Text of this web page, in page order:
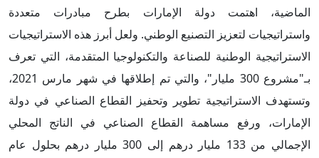
الماضية، اهتمت دولة الإمارات بطرح مبادرات متعددة
واستراتيجيات لتعزيز التصنيع الوطني. ولعل أبرز هذه الاستراتيجيات
الاستراتيجية الوطنية للصناعة والتكنولوجيا المتقدمة، التي تعرف
بـ"مشروع 300 مليار"، والتي تم إطلاقها في شهر مارس 2021،
وتستهدف الاستراتيجية تطوير وتحفيز القطاع الصناعي في دولة
الإمارات، ورفع مساهمة القطاع الصناعي في الناتج المحلي
الإجمالي من 133 مليار درهم إلى 300 مليار درهم بحلول عام